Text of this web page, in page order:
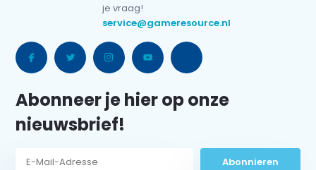
je vraag!
service@gameresource.nl
Abonneer je hier op onze
nieuwsbrief!
Abonnieren